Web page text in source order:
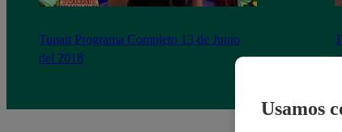
Tunait Programa Completo 13 de Junio
del 2018
Usamos